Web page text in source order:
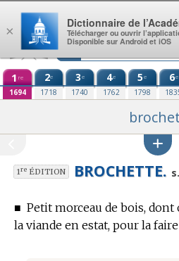
Aller au contenu
1 re
1694
2e
1718
3e
1740
4e
1762
5e
1798
6e
1reÉDITION BROCHETTE.
■ Petit morceau de bois,
la viande en estat, pour la
×
Dictionnaire de
Télécharger ou ouvrir
Disponible sur Android et iOS